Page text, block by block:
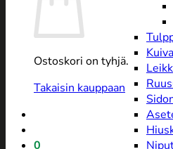
Ostoskori on tyhjä.
Takaisin kauppaan
0